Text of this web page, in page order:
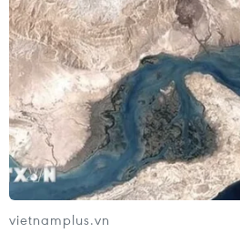
01/04/2023 07:13
Tại Đối thoại Chính trị-An ninh-
Hoa Kỳ lần thứ 12, hai nước
thoại thẳng thắn, xây dựng và
vấn đề còn khác biệt.
vietnamplus.vn